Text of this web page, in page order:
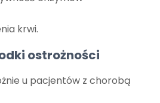
krwi.
ostrożności
u pacjentów z chorobą